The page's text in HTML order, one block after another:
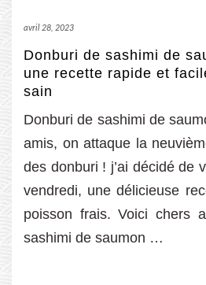
avril 28, 2023
Donburi de sashimi de
une recette rapide et
sain
Donburi de sashimi de
amis, on attaque la
des donburi ! j’ai décidé de
vendredi, une délicieuse
poisson frais. Voici chers
sashimi de saumon …